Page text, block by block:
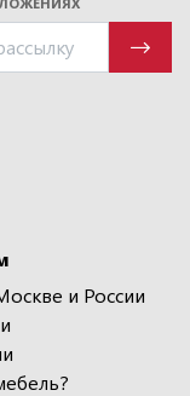
и России